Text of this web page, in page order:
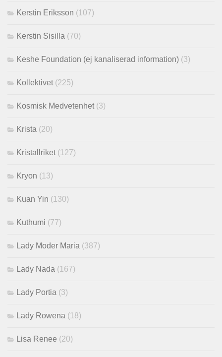
Kerstin Eriksson (107)
Kerstin Sisilla (70)
Keshe Foundation (ej kanaliserad information) (3)
Kollektivet (225)
Kosmisk Medvetenhet (3)
Krista (20)
Kristallriket (127)
Kryon (13)
Kuan Yin (130)
Kuthumi (77)
Lady Moder Maria (387)
Lady Nada (167)
Lady Portia (3)
Lady Rowena (18)
Lisa Renee (20)